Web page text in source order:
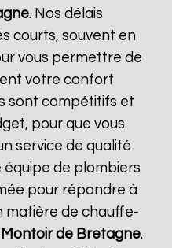
. Nos délais
courts, souvent en
vous permettre de
votre confort
sont compétitifs et
pour que vous
service de qualité
équipe de plombiers
pour répondre à
matière de chauffe-
Montoir de Bretagne.